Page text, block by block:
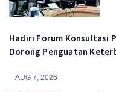
Hadiri Forum Konsultasi
Dorong Penguatan
AUG 7, 2026